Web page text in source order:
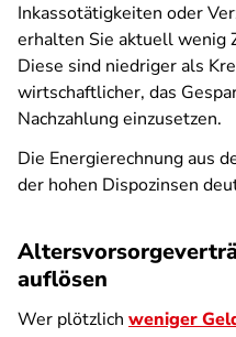
Inkassotätigkeiten oder
erhalten Sie aktuell wenig
Diese sind niedriger als
wirtschaftlicher, das
Nachzahlung einzusetzen.
Die Energierechnung aus
der hohen Dispozinsen
auflösen
Wer plötzlich weniger